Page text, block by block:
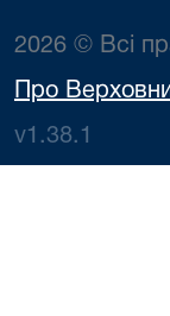
2026 © Всі
Про
v1.38.1